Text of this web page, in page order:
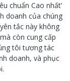
chuẩn Cao nhất’
doanh của chúng
tắc này không
còn cung cấp
tôi tương tác
doanh, và phục